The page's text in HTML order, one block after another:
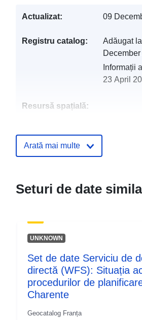
Actualizat: 09
Registru catalog: Adăugat
Informații
23 April
Resursă spațială:
Resursă:
http://
codelist/
Arată mai multe
Seturi de date
UNKNOWN
Set de date Serviciu de
directă (WFS): Situația
procedurilor de
Charente
Geocatalog Franța